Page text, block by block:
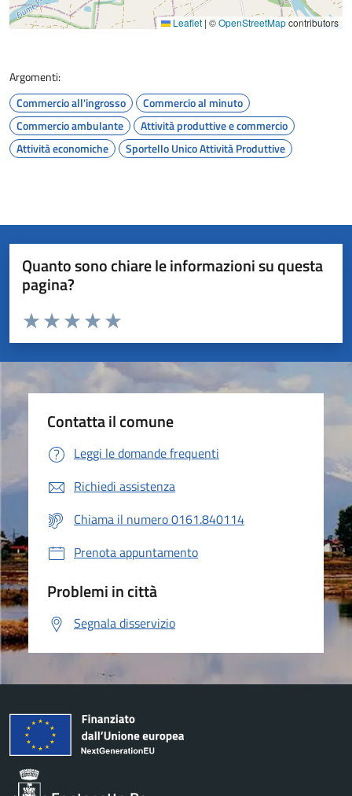
Leaflet | ©OpenStreetMapcontributors
Argomenti:
Commercio all'ingrosso
Commercio al minuto
Commercio ambulante
Attività produttive e commercio
Attività economiche
Sportello Unico Attività Produttive
Quanto sono chiare le informazioni su questa
pagina?
Valuta da 1 a 5 stelle la pagina
Valuta 5 stelle su 5
Valuta 4 stelle su 5
Valuta 3 stelle su 5
Valuta 2 stelle su 5
Valuta 1 stelle su 5
Contatta il comune
Leggi le domande frequenti
Richiedi assistenza
Chiama il numero 0161.840114
Prenota appuntamento
Problemi in città
Segnala disservizio